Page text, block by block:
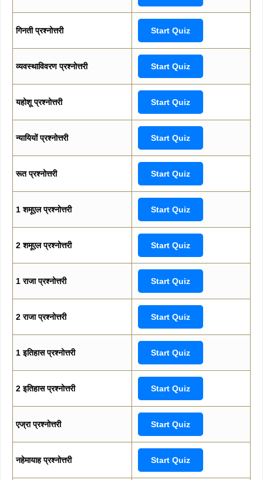
गिनती प्रश्नोत्तरी Start Quiz
व्यवस्थाविवरण प्रश्नोत्तरी Start Quiz
यहोशू प्रश्नोत्तरी Start Quiz
न्यायियों प्रश्नोत्तरी Start Quiz
रूत प्रश्नोत्तरी Start Quiz
1 शमूएल प्रश्नोत्तरी Start Quiz
2 शमूएल प्रश्नोत्तरी Start Quiz
1 राजा प्रश्नोत्तरी Start Quiz
2 राजा प्रश्नोत्तरी Start Quiz
1 इतिहास प्रश्नोत्तरी Start Quiz
2 इतिहास प्रश्नोत्तरी Start Quiz
एज्रा प्रश्नोत्तरी Start Quiz
नहेमायाह प्रश्नोत्तरी Start Quiz